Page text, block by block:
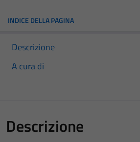
INDICE DELLA PAGINA
Descrizione
A cura di
Descrizione